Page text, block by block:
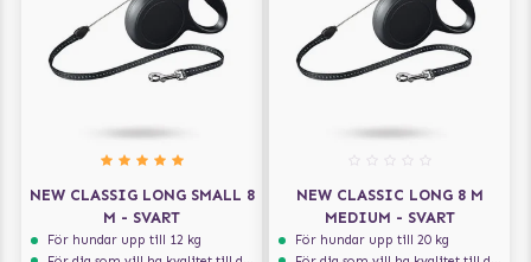
NEW CLASSIG LONG SMALL 8
M - SVART
För hundar upp till 12 kg
NEW CLASSIC LONG 8 M
MEDIUM - SVART
För hundar upp till 20 kg